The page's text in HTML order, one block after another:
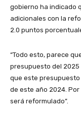
gobierno ha indicado
adicionales con la
2.0 puntos
“Todo esto, parece
presupuesto del 2025
que este presupuesto
de este año 2024.
será reformulado”.